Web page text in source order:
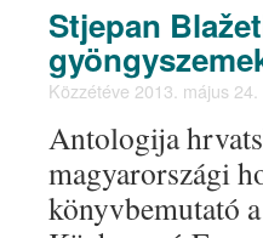
Stjepan
Közzétéve 2013. május 24.
Antologija
magyarországi
könyvbemutató